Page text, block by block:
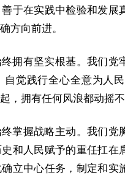
于在实践中检验和发
方向前进。
拥有坚实根基。我们党
自觉践行全心全意为人
，拥有任何风浪都动摇不
掌握战略主动。我们党
和人民赋予的重任扛在
立中心任务，制定和